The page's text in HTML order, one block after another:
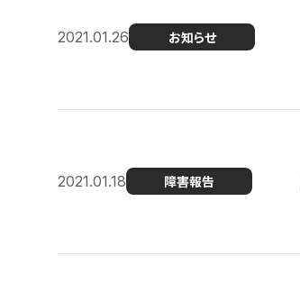
2021.01.26 お知らせ
2021.01.18 障害報告